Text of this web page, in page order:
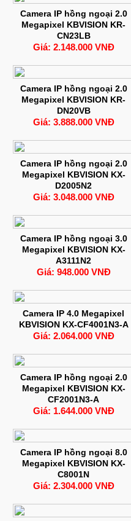
Camera IP hồng ngoại 2.0
Megapixel KBVISION KR-
CN23LB
Giá: 2.148.000 VNĐ
Camera IP hồng ngoại 2.0
Megapixel KBVISION KR-
DN20VB
Giá: 3.888.000 VNĐ
Camera IP hồng ngoại 2.0
Megapixel KBVISION KX-
D2005N2
Giá: 3.048.000 VNĐ
Camera IP hồng ngoại 3.0
Megapixel KBVISION KX-
A3111N2
Giá: 948.000 VNĐ
Camera IP 4.0 Megapixel
KBVISION KX-CF4001N3-A
Giá: 2.064.000 VNĐ
Camera IP hồng ngoại 2.0
Megapixel KBVISION KX-
CF2001N3-A
Giá: 1.644.000 VNĐ
Camera IP hồng ngoại 8.0
Megapixel KBVISION KX-
C8001N
Giá: 2.304.000 VNĐ